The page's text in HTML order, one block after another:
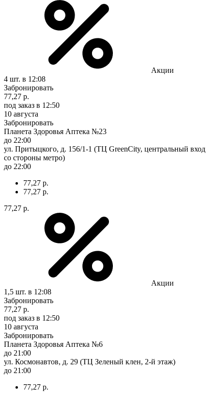
Акции
4 шт. в 12:08
Забронировать
77,27 р.
под заказ в 12:50
10 августа
Забронировать
Планета Здоровья Аптека №23
до 22:00
ул. Притыцкого, д. 156/1-1 (ТЦ GreenCity, центральный вход
со стороны метро)
до 22:00
77,27 р.
77,27 р.
77,27 р.
Акции
1,5 шт. в 12:08
Забронировать
77,27 р.
под заказ в 12:50
10 августа
Забронировать
Планета Здоровья Аптека №6
до 21:00
ул. Космонавтов, д. 29 (ТЦ Зеленый клен, 2-й этаж)
до 21:00
77,27 р.